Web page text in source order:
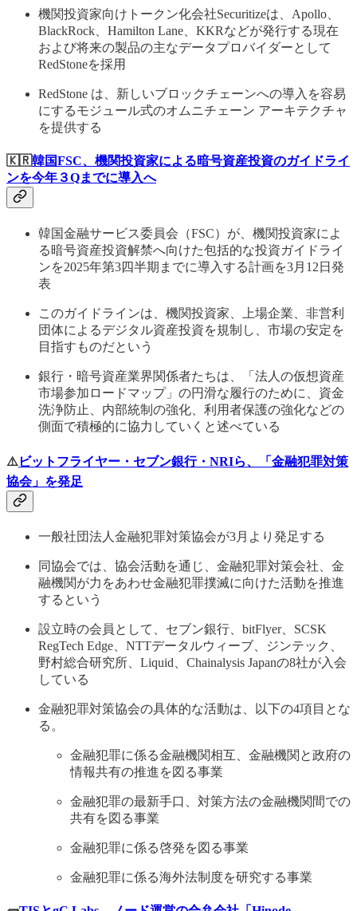
機関投資家向けトークン化会社Securitizeは、Apollo、
BlackRock、Hamilton Lane、KKRなどが発行する現在
および将来の製品の主なデータプロバイダーとして
RedStoneを採用
RedStone は、新しいブロックチェーンへの導入を容易
にするモジュール式のオムニチェーン アーキテクチャ
を提供する
🇰🇷韓国FSC、機関投資家による暗号資産投資のガイドライ
ンを今年３Qまでに導入へ
韓国金融サービス委員会（FSC）が、機関投資家によ
る暗号資産投資解禁へ向けた包括的な投資ガイドライ
ンを2025年第3四半期までに導入する計画を3月12日発
表
このガイドラインは、機関投資家、上場企業、非営利
団体によるデジタル資産投資を規制し、市場の安定を
目指すものだという
銀行・暗号資産業界関係者たちは、「法人の仮想資産
市場参加ロードマップ」の円滑な履行のために、資金
洗浄防止、内部統制の強化、利用者保護の強化などの
側面で積極的に協力していくと述べている
⚠️ ビットフライヤー・セブン銀行・NRIら、「金融犯罪対策
協会」を発足
一般社団法人金融犯罪対策協会が3月より発足する
同協会では、協会活動を通じ、金融犯罪対策会社、金
融機関が力をあわせ金融犯罪撲滅に向けた活動を推進
するという
設立時の会員として、セブン銀行、bitFlyer、SCSK
RegTech Edge、NTTデータルウィーブ、ジンテック、
野村総合研究所、Liquid、Chainalysis Japanの8社が入会
している
金融犯罪対策協会の具体的な活動は、以下の4項目とな
る。
金融犯罪に係る金融機関相互、金融機関と政府の
情報共有の推進を図る事業
金融犯罪の最新手口、対策方法の金融機関間での
共有を図る事業
金融犯罪に係る啓発を図る事業
金融犯罪に係る海外法制度を研究する事業